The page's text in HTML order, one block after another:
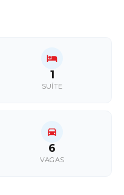
1
SUÍTE
6
VAGAS